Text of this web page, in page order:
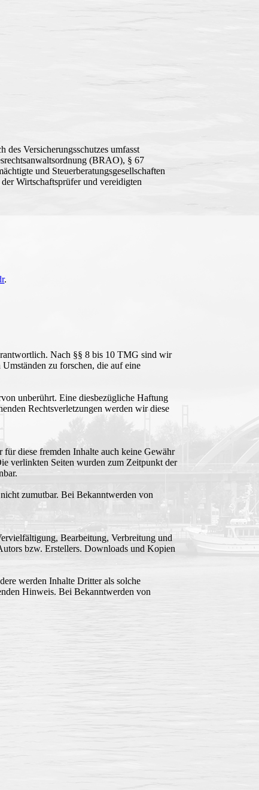
Versicherungsschutzes umfasst
(BRAO), § 67
und Steuerberatungsgesellschaften
Wirtschaftsprüfer und vereidigten
.
Nach §§ 8 bis 10 TMG sind wir
zu forschen, die auf eine
unberührt. Eine diesbezügliche Haftung
Rechtsverletzungen werden wir diese
diese fremden Inhalte auch keine Gewähr
verlinkten Seiten wurden zum Zeitpunkt der
zumutbar. Bei Bekanntwerden von
Bearbeitung, Verbreitung und
bzw. Erstellers. Downloads und Kopien
werden Inhalte Dritter als solche
Hinweis. Bei Bekanntwerden von